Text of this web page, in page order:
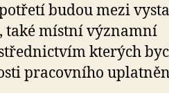
budou mezi
také místní významní
kterých
pracovního